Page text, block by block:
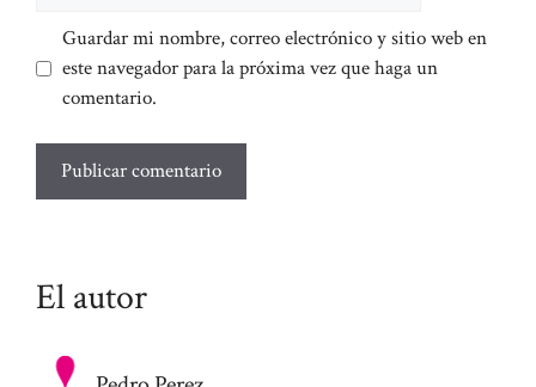
Guardar mi nombre, correo electrónico y sitio web en
este navegador para la próxima vez que haga un
comentario.
El autor